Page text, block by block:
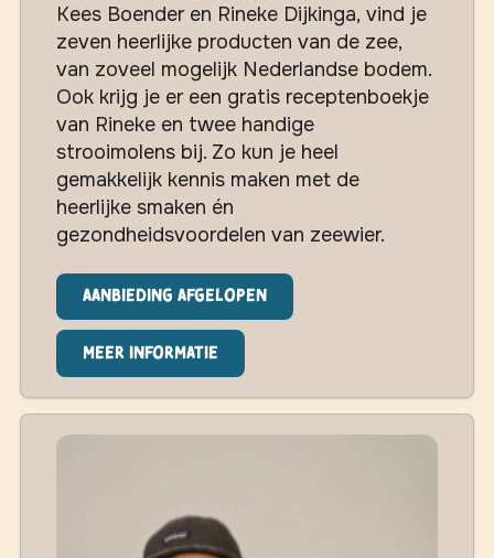
Kees Boender en Rineke Dijkinga, vind je
zeven heerlijke producten van de zee,
van zoveel mogelijk Nederlandse bodem.
Ook krijg je er een gratis receptenboekje
van Rineke en twee handige
strooimolens bij. Zo kun je heel
gemakkelijk kennis maken met de
heerlijke smaken én
gezondheidsvoordelen van zeewier.
Aanbieding afgelopen
Meer informatie